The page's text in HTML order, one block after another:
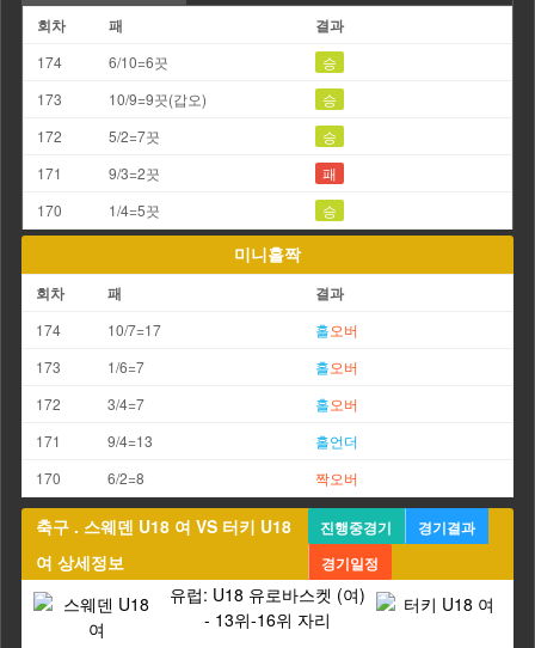
회차 패 결과
174 6/10=6끗
승
173
10/9=9끗(갑오)
승
172
5/2=7끗
승
171
9/3=2끗
패
170
1/4=5끗 승
미니홀짝
회차 패 결과
174 10/7=17 홀오버
173
1/6=7 홀오버
172
3/4=7 홀오버
171
9/4=13 홀언더
170
6/2=8 짝오버
축구 . 스웨덴 U18 여 VS 터키 U18
여 상세정보
진행중경기
경기결과
경기일정
유럽: U18 유로바스켓 (여)
- 13위-16위 자리